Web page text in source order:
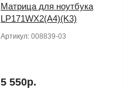
Матрица для ноутбука
LP171WX2(A4)(K3)
Артикул: 008839-03
5 550р.